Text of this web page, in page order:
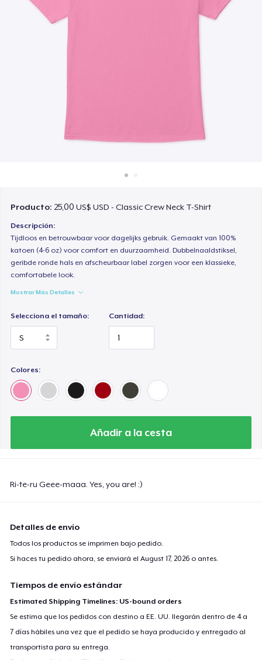
Producto: 25,00 US$ USD - Classic Crew Neck T-Shirt
Descripción:
Tijdloos en betrouwbaar voor dagelijks gebruik. Gemaakt van 100%
katoen (4-6 oz) voor comfort en duurzaamheid. Dubbelnaaldstiksel,
geribde ronde hals en afscheurbaar label zorgen voor een klassieke,
comfortabele look.
Mostrar Más Detalles
Selecciona el tamaño: Cantidad:
Colores:
Añadir a la cesta
Ri-te-ru Geee-maaa. Yes, you are! :)
Detalles de envío
Todos los productos se imprimen bajo pedido.
Si haces tu pedido ahora, se enviará elAugust 17, 2026 o antes.
Tiempos de envío estándar
Estimated Shipping Timelines: US-bound orders
Se estima que los pedidos con destino a EE. UU. llegarán dentro de 4 a
7 días hábiles una vez que el pedido se haya producido y entregado al
transportista para su entrega.